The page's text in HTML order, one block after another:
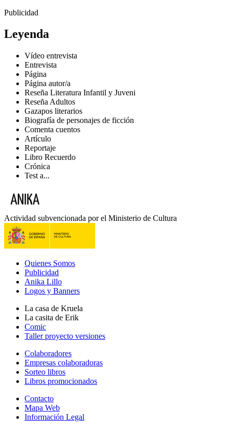
Publicidad
Leyenda
Vídeo entrevista
Entrevista
Página
Página autor/a
Reseña Literatura Infantil y Juveni
Reseña Adultos
Gazapos literarios
Biografía de personajes de ficción
Comenta cuentos
Artículo
Reportaje
Libro Recuerdo
Crónica
Test a...
Actividad subvencionada por el Ministerio de Cultura
Quienes Somos
Publicidad
Anika Lillo
Logos y Banners
La casa de Kruela
La casita de Erik
Comic
Taller proyecto versiones
Colaboradores
Empresas colaboradoras
Sorteo libros
Libros promocionados
Contacto
Mapa Web
Información Legal